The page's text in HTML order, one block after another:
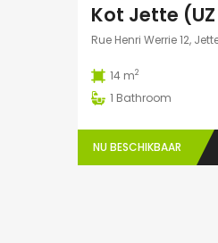
Rue Henri Werrie 12,
14 m2
1 Bathroom
NU BESCHIKBAAR